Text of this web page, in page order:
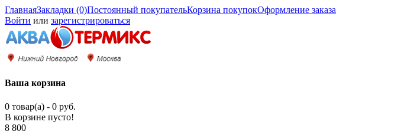
ГлавнаяЗакладки (0)Постоянный покупательКорзина покупокОформление заказа
Войти или зарегистрироваться
Ваша корзина
0 товар(а) - 0 руб.
В корзине пусто!
8 800